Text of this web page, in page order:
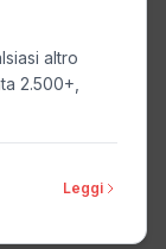
altro
2.500+,
Leggi